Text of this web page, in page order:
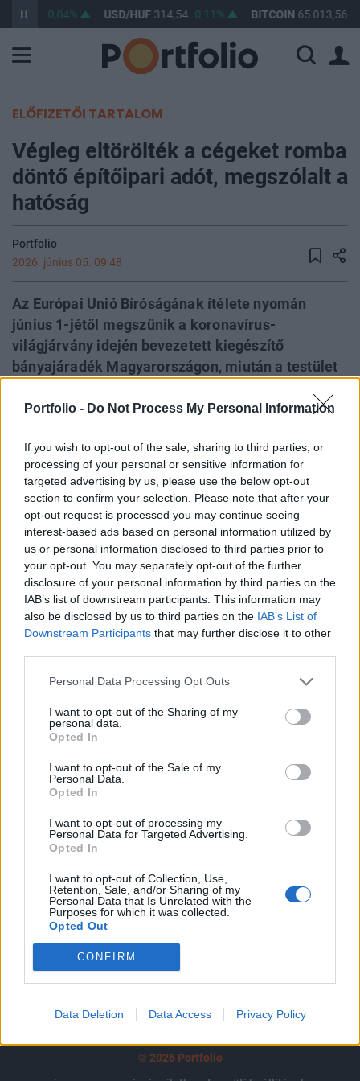
Portfolio - Do Not Process My Personal Information
If you wish to opt-out of the sale, sharing to third parties, or
processing of your personal or sensitive information for
targeted advertising by us, please use the below opt-out
section to confirm your selection. Please note that after your
opt-out request is processed you may continue seeing
interest-based ads based on personal information utilized by
us or personal information disclosed to third parties prior to
your opt-out. You may separately opt-out of the further
disclosure of your personal information by third parties on the
IAB’s list of downstream participants. This information may
also be disclosed by us to third parties on the IAB’s List of
Downstream Participants that may further disclose it to other
Personal Data Processing Opt Outs
I want to opt-out of the Sharing of my
personal data.
Opted In
I want to opt-out of the Sale of my
Personal Data.
Opted In
I want to opt-out of processing my
Personal Data for Targeted Advertising.
Opted In
I want to opt-out of Collection, Use,
Retention, Sale, and/or Sharing of my
Personal Data that Is Unrelated with the
Purposes for which it was collected.
Opted Out
CONFIRM
Data Deletion Data Access Privacy Policy
363,32 0,04% USD/HUF314,54 0,11% BITCOIN65 013,56
ELŐFIZETŐI TARTALOM
Végleg eltörölték a cégeket romba
döntő építőipari adót, megszólalt a
hatóság
Portfolio
2026. június 05. 09:48
Az Európai Unió Bíróságának ítélete nyomán
június 1-jétől megszűnik a koronavírus-
világjárvány idején bevezetett kiegészítő
bányajáradék Magyarországon, miután a testület
építőanyag-ipari gyártókat sújtó különadót - írta
a Szabályozott Tevékenységek Felügyeleti
Hatóságának péntek reggeli válaszával.
Property Investment Forum 2026A hazai ingatlanpiac
legnagyobb üzleti és networking találkozója! Idén a 22.
alkalommal!Információ és jelentkezés A most kivezetett
adóteher és a hozzá kapcsolódó árszabályozás az elmúlt
években rendkívül nehéz helyzetbe hozta a hazai
építőanyag-ipar szereplőit. A szigorú szabályozás miatt
több nagyvállalat is jelentős veszteségeket szenvedett...
KEDVES OLVASÓNK!
tartozik, melynek olvasása előfizetéses
regisztrációhoz kötött.
Az előfizetés a következőket tartalmazza:
Portfolio.hu teljes cikkarchívum
kötéslistái
Előfizetés
MÁR ELŐFIZETŐNK VAGY?
© 2026 Portfolio